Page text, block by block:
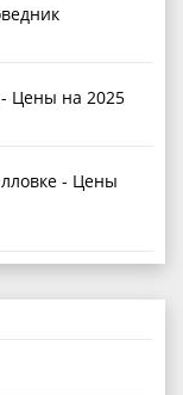
Цены на 2025
- Цены